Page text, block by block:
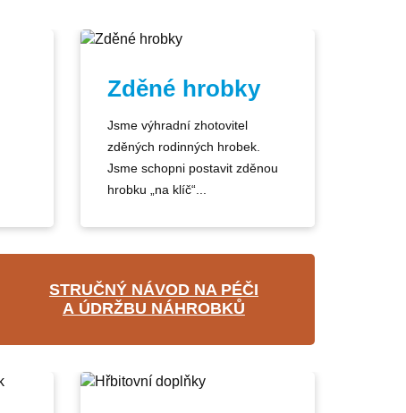
Zděné hrobky
Jsme výhradní zhotovitel
zděných rodinných hrobek.
Jsme schopni postavit zděnou
hrobku „na klíč“...
STRUČNÝ NÁVOD NA PÉČI
A ÚDRŽBU NÁHROBKŮ